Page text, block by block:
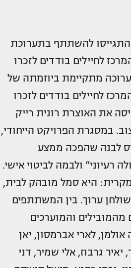
התגייסו להשתתף בתערוכת
לחיילים בודדים לזכרו
מתקיימת ביוזמתה של
לחיילים בודדים לזכרו
את האוצרת רונית רייק
במסגרת הפרויקט הייחודי,
לבנה שהפכה ממצע
רעיוני” ולבמה לביטוי אישי.
היא סמל מובהק לבית,
ערוך. בין המשתתפים
מהמובילים והמוערכים
לארי אברמסון, יאן
יאיר גרבוז, אלי שמיר, דני